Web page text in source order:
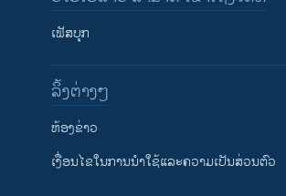
ຕິດຕາມພວກເຮົາ ທີ່
ເຟັສບຸກ
​ລິ້ງ​ຕ່າງໆ
​ຫ້ອງ​ຂ່າວ
​ເງື່ອນ​ໄຂ​ໃນ​ການ​ນຳ​ໃຊ້​ແລະຄວາມ​ເປັນ​ສ່​ວນ​ຕົວ